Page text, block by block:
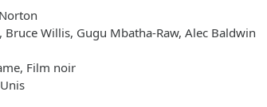
Bruce Willis, Gugu Mbatha-Raw, Alec Baldwin
Film noir